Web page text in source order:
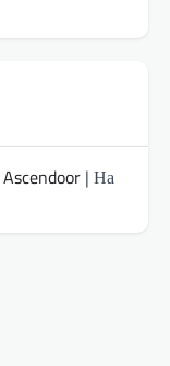
Ascendoor | На